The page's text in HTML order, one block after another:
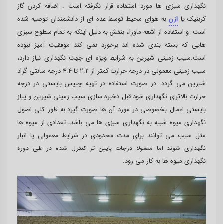
نگهداری سبزی ها مورد استفاده قرار نگرفته است . اضافه کردن گاز
کربنیک یا ازنبه هوای محیط توسط عده ای از دانشمندان توصیه شده
است و استفاده از اشعه ماوراء بنفش به دلیل اینکه به تمام سطوح سبزی
هایی که بسته بندی شده اند برخورد نمی کند موفقیت آمیز نبوده
است.سیب زمینی شیرین به شرایط ویژه ای جهت نگهداری نیاز دارد،
سیب زمینی معمولی در درجه حرارت کمتر از 2.2 تا 4.4 درجه سانتی گراد
شیرین می گردد. در صورت استفاده در تهیه چیپس بایستی در درجه
حرارت بالاتری نگهداری شود قبل ذخیره سازی سیب زمینی شیرین و پیاز
بایستی اعمال بخصوصی در مورد آن ها صورت گیرد.به طور کلی اصول
نگهداری میوه شبیه به نگهداری سبزی ها می باشد، تعدادی از میوه ها
مثل سیب می توانند برای مدت محدودی در شرایط معمولی یا انبار
نگهداری شوند اما معمولا درجات پایین تر کنترل شده در طی دوره
نگهداری میوه ها به کار می رود.